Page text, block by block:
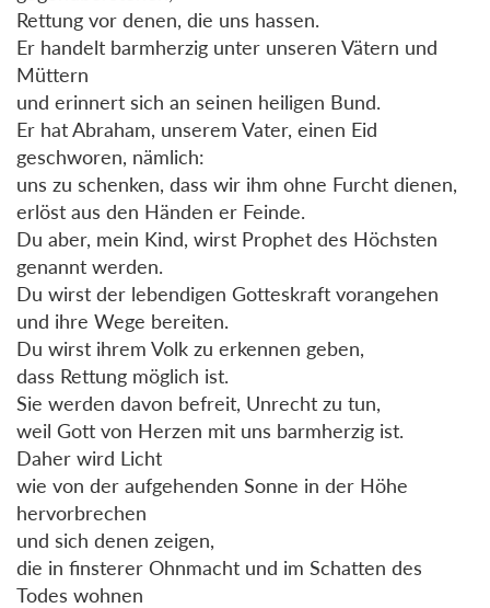
Rettung vor denen, die uns hassen.
Er handelt barmherzig unter unseren Vätern und
Müttern
und erinnert sich an seinen heiligen Bund.
Er hat Abraham, unserem Vater, einen Eid
geschworen, nämlich:
uns zu schenken, dass wir ihm ohne Furcht dienen,
erlöst aus den Händen er Feinde.
Du aber, mein Kind, wirst Prophet des Höchsten
genannt werden.
Du wirst der lebendigen Gotteskraft vorangehen
und ihre Wege bereiten.
Du wirst ihrem Volk zu erkennen geben,
dass Rettung möglich ist.
Sie werden davon befreit, Unrecht zu tun,
weil Gott von Herzen mit uns barmherzig ist.
Daher wird Licht
wie von der aufgehenden Sonne in der Höhe
hervorbrechen
und sich denen zeigen,
die in finsterer Ohnmacht und im Schatten des
Todes wohnen